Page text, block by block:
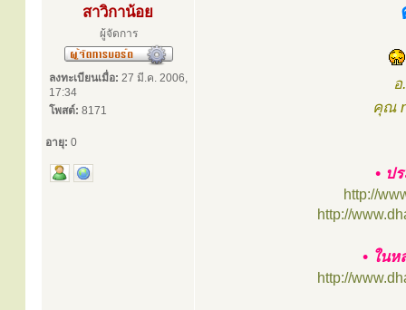
สาวิกาน้อย
ผู้จัดการ
ลงทะเบียนเมื่อ: 27 มี.ค. 2006,
17:34
โพสต์: 8171
อายุ: 0
คุณ
• ป
http://
http://
• ใน
http://